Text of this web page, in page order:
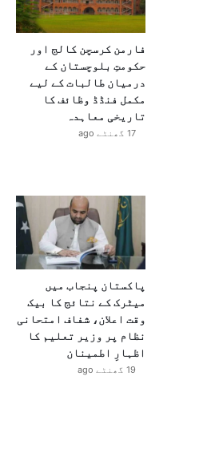
فارمن کرسچن کالج اور
حکومتِ بلوچستان کے
درمیان طالبات کے لیے
مکمل فنڈڈ وظائف کا
تاریخی معاہدہ
17 گھنٹے ago
پاکستان پنجاب میں
میٹرک کے نتائج کا بیک
وقت اعلان، شفاف امتحانی
نظام پر وزیر تعلیم کا
اظہارِ اطمینان
19 گھنٹے ago